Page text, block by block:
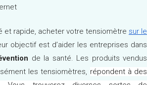
et rapide, acheter votre tensiomètre sur le
objectif est d’aider les entreprises dans
de la santé. Les produits vendus
les tensiomètres, répondent à des